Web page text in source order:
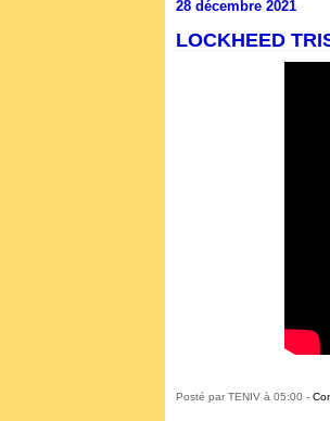
28 décembre 2021
LOCKHEED
Posté par TENIV à 05:00 -